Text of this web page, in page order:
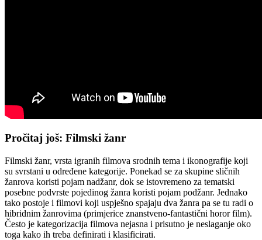
Pročitaj još: Filmski žanr
Filmski žanr, vrsta igranih filmova srodnih tema i ikonografije koji
su svrstani u određene kategorije. Ponekad se za skupine sličnih
žanrova koristi pojam nadžanr, dok se istovremeno za tematski
posebne podvrste pojedinog žanra koristi pojam podžanr. Jednako
tako postoje i filmovi koji uspješno spajaju dva žanra pa se tu radi o
hibridnim žanrovima (primjerice znanstveno-fantastični horor film).
Često je kategorizacija filmova nejasna i prisutno je neslaganje oko
toga kako ih treba definirati i klasificirati.